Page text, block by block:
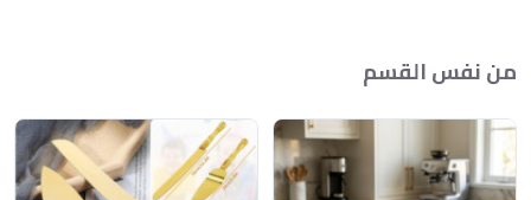
من نفس القسم